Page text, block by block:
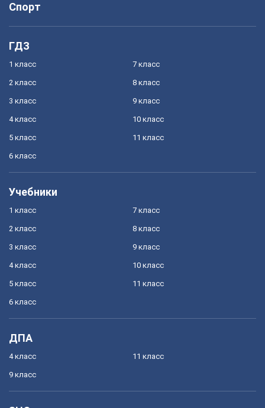
Спорт
ГДЗ
1 класс
2 класс
3 класс
4 класс
5 класс
6 класс
7 класс
8 класс
9 класс
10 класс
11 класс
Учебники
1 класс
2 класс
3 класс
4 класс
5 класс
6 класс
7 класс
8 класс
9 класс
10 класс
11 класс
ДПА
4 класс
9 класс
11 класс